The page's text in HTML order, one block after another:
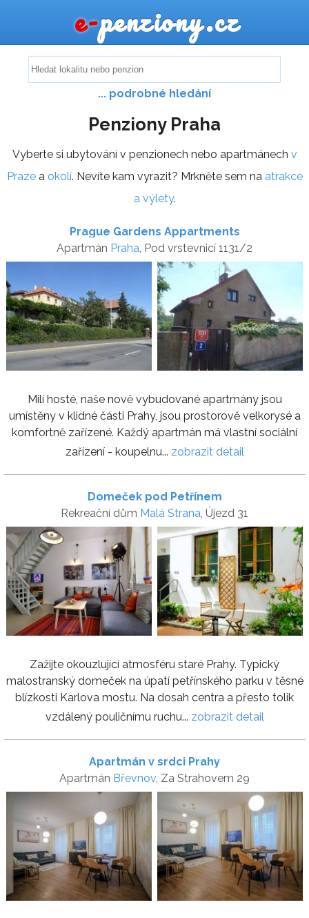
e-penziony.cz
... podrobné hledání
Penziony Praha
Vyberte si ubytování v penzionech nebo apartmánech v
Prazea okolí. Nevíte kam vyrazit? Mrkněte sem na atrakce
a výlety.
Prague Gardens Appartments
Apartmán Praha , Pod vrstevnicí 1131/2
Milí hosté, naše nově vybudované apartmány jsou
umístěny v klidné části Prahy, jsou prostorově velkorysé a
komfortně zařízené. Každý apartmán má vlastní sociální
zařízení - koupelnu... zobrazit detail
Domeček pod Petřínem
Rekreační dům Malá Strana, Újezd 31
Zažijte okouzlující atmosféru staré Prahy. Typický
malostranský domeček na úpatí petřínského parku v těsné
blízkosti Karlova mostu. Na dosah centra a přesto tolik
vzdálený pouličnímu ruchu... zobrazit detail
Apartmán v srdci Prahy
Apartmán Břevnov, Za Strahovem 29